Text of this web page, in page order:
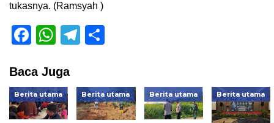
tukasnya. (Ramsyah )
Facebook
WhatsApp
Telegram
Baca Juga
Berita utama Berita utama Berita utama Berita utama